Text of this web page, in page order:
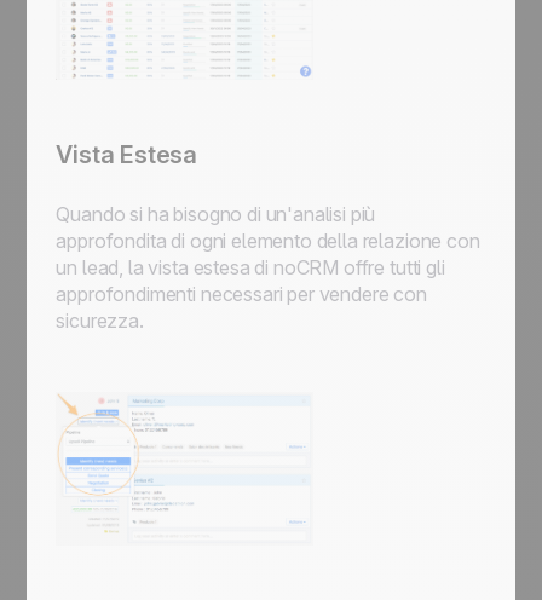
Vista Estesa
Quando si ha bisogno di un'analisi più
approfondita di ogni elemento della relazione con
un lead, la vista estesa di noCRM offre tutti gli
approfondimenti necessari per vendere con
sicurezza.